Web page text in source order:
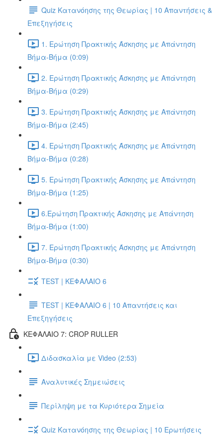
Quiz Κατανόησης της Θεωρίας | 10 Απαντήσεις &
Επεξηγήσεις
1. Ερώτηση Πρακτικής Άσκησης με Απάντηση
Βήμα-Βήμα (0:09)
2. Ερώτηση Πρακτικής Άσκησης με Απάντηση
Βήμα-Βήμα (0:29)
3. Ερώτηση Πρακτικής Άσκησης με Απάντηση
Βήμα-Βήμα (2:45)
4. Ερώτηση Πρακτικής Άσκησης με Απάντηση
Βήμα-Βήμα (0:28)
5. Ερώτηση Πρακτικής Άσκησης με Απάντηση
Βήμα-Βήμα (1:25)
6.Ερώτηση Πρακτικής Άσκησης με Απάντηση
Βήμα-Βήμα (1:00)
7. Ερώτηση Πρακτικής Άσκησης με Απάντηση
Βήμα-Βήμα (0:30)
TEST | ΚΕΦΑΛΑΙΟ 6
TEST | ΚΕΦΑΛΑΙΟ 6 | 10 Απαντήσεις και
Επεξηγήσεις
ΚΕΦΑΛΑΙΟ 7: CROP RULLER
Διδασκαλία με Video (2:53)
Αναλυτικές Σημειώσεις
Περίληψη με τα Κυριότερα Σημεία
Quiz Κατανόησης της Θεωρίας | 10 Ερωτήσεις